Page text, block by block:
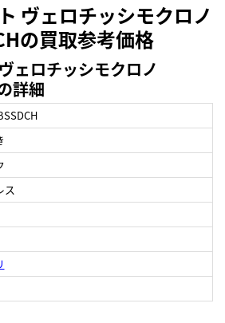
ヴェロチッシモクロノ
の買取参考価格
ェロチッシモクロノ
詳細
ス